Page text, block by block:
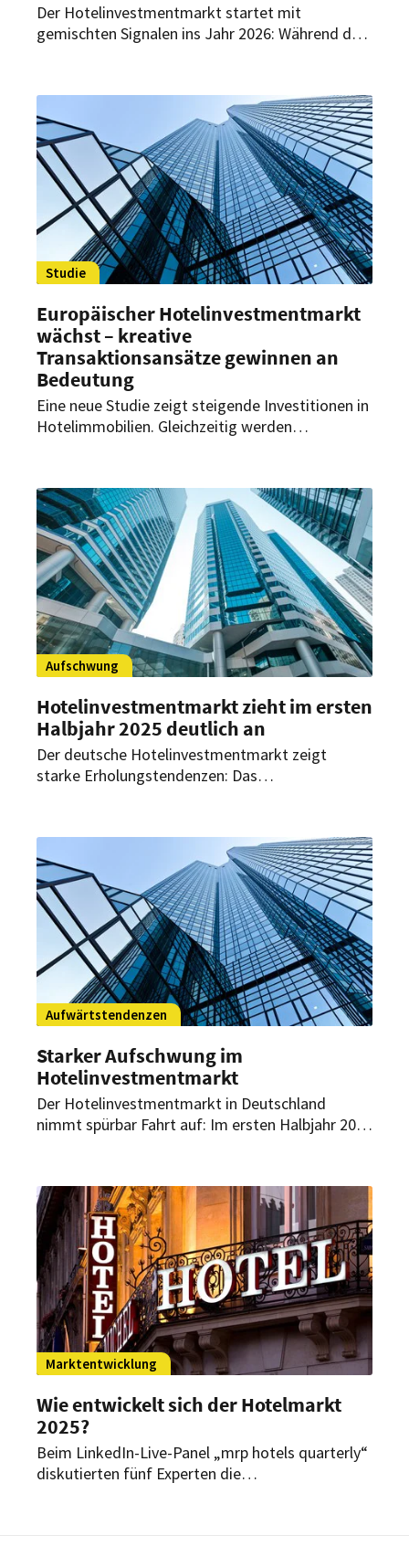
Der Hotelinvestmentmarkt startet mit
gemischten Signalen ins Jahr 2026: Während das
Strukturen für neue Dynamik.
Studie
Europäischer Hotelinvestmentmarkt
wächst – kreative
Transaktionsansätze gewinnen an
Bedeutung
Eine neue Studie zeigt steigende Investitionen in
Hotelimmobilien. Gleichzeitig werden
Aufschwung
Hotelinvestmentmarkt zieht im ersten
Halbjahr 2025 deutlich an
Der deutsche Hotelinvestmentmarkt zeigt
starke Erholungstendenzen: Das
allem großvolumige Einzeltransaktionen trieben
diese Entwicklung voran.
Aufwärtstendenzen
Starker Aufschwung im
Hotelinvestmentmarkt
Der Hotelinvestmentmarkt in Deutschland
nimmt spürbar Fahrt auf: Im ersten Halbjahr 2025
zeichnet sich der Beginn eines neuen Zyklus ab.
Marktentwicklung
Wie entwickelt sich der Hotelmarkt
2025?
Beim LinkedIn-Live-Panel „mrp hotels quarterly“
diskutierten fünf Experten die